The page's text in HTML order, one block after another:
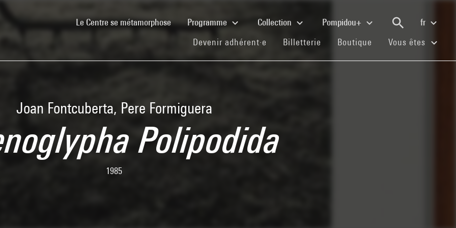
Le Centre se métamorphose(current)Programme Collection Pompidou+
fr
Devenir adhérent·e (current)
Billetterie (current)
Boutique (current)
Vous êtes
Joan Fontcuberta, Pere Formiguera
Polipodida
1985